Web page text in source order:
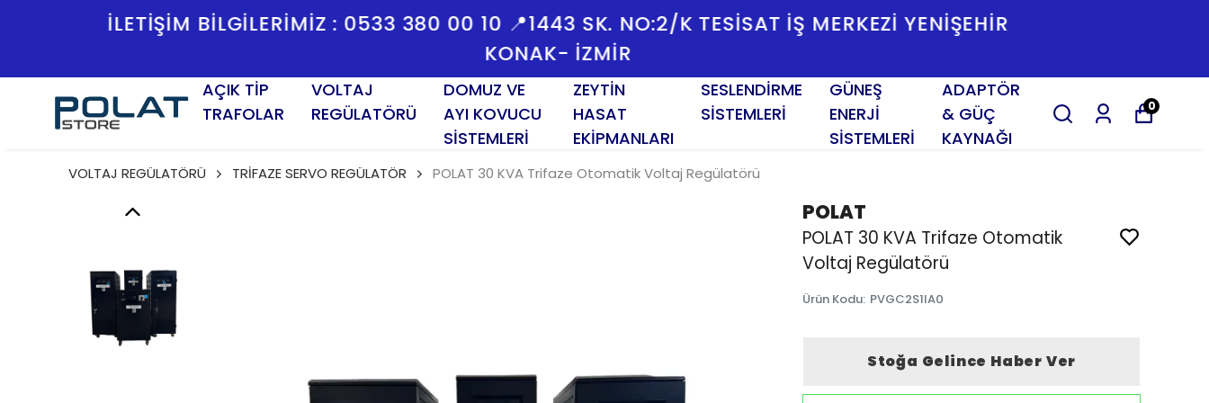
İLETİŞİM BİLGİLERİMİZ : 0533 380 00 10 📍1443 SK. NO:2/K TESISAT İŞ MERKEZI YENIŞEHIR
KONAK- İZMİR
AÇIK TİP
TRAFOLAR
VOLTAJ
REGÜLATÖRÜ
DOMUZ VE
AYI KOVUCU
SİSTEMLERİ
ZEYTİN
HASAT
EKİPMANLARI
SESLENDİRME
SİSTEMLERİ
GÜNEŞ
ENERJİ
SİSTEMLERİ
ADAPTÖR
& GÜÇ
KAYNAĞI
0
VOLTAJ REGÜLATÖRÜ TRİFAZE SERVO REGÜLATÖR POLAT 30 KVA Trifaze Otomatik Voltaj Regülatörü
POLAT
POLAT 30 KVA Trifaze Otomatik
Voltaj Regülatörü
Ürün Kodu: PVGC2S1IA0
Stoğa Gelince Haber Ver